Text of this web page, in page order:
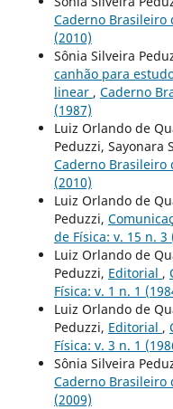
Caderno Brasileiro
(2010)
Sônia Silveira
canhão para
linear , Caderno
(1987)
Luiz Orlando de
Peduzzi, Sayonara
Caderno Brasileiro
(2010)
Luiz Orlando de
Peduzzi,
de Física: v. 15 n. 3
Luiz Orlando de
Peduzzi, Editorial ,
Física: v. 1 n. 1
Luiz Orlando de
Peduzzi, Editorial ,
Física: v. 3 n. 1
Sônia Silveira
Caderno Brasileiro
(2009)